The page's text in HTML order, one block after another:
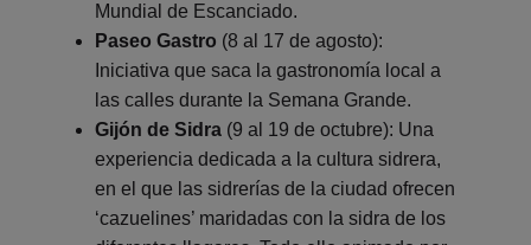
Mundial de Escanciado.
Paseo Gastro (8 al 17 de agosto):
Iniciativa que saca la gastronomía local a
las calles durante la Semana Grande.
Gijón de Sidra (9 al 19 de octubre): Una
experiencia dedicada a la cultura sidrera,
en el que las sidrerías de la ciudad ofrecen
‘cazuelines’ maridadas con la sidra de los